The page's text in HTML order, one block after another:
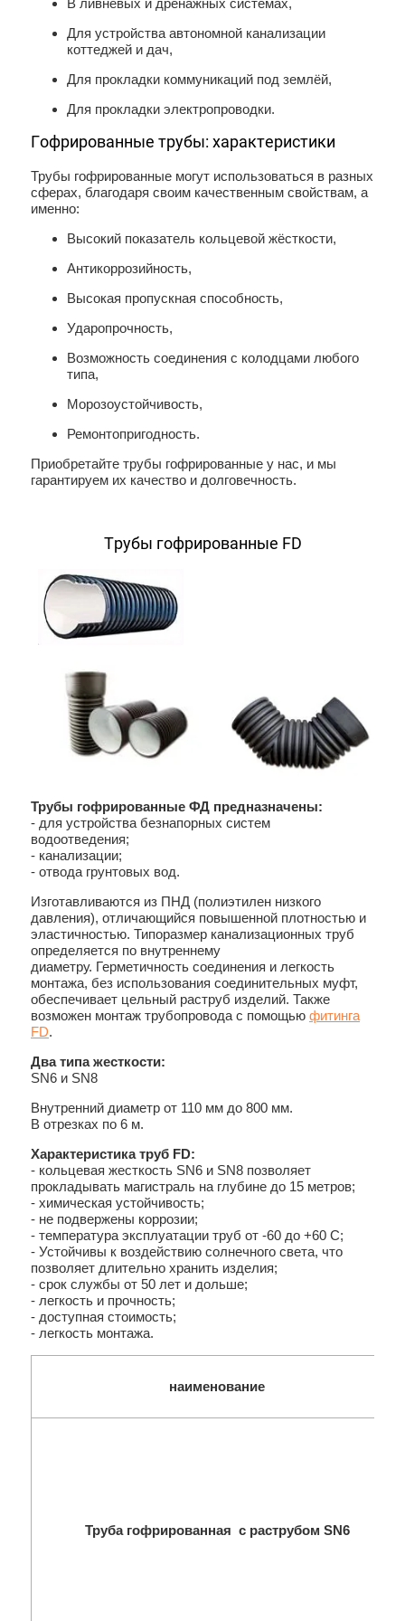
В ливневых и дренажных системах,
Для устройства автономной канализации
коттеджей и дач,
Для прокладки коммуникаций под землёй,
Для прокладки электропроводки.
Гофрированные трубы: характеристики
Трубы гофрированные могут использоваться в разных
сферах, благодаря своим качественным свойствам, а
именно:
Высокий показатель кольцевой жёсткости,
Антикоррозийность,
Высокая пропускная способность,
Ударопрочность,
Возможность соединения с колодцами любого
типа,
Морозоустойчивость,
Ремонтопригодность.
Приобретайте трубы гофрированные у нас, и мы
гарантируем их качество и долговечность.
Трубы гофрированные FD
Трубы гофрированные ФД предназначены:
- для устройства безнапорных систем
водоотведения;
- канализации;
- отвода грунтовых вод.
Изготавливаются из ПНД (полиэтилен низкого
давления), отличающийся повышенной плотностью и
эластичностью. Типоразмер канализационных труб
определяется по внутреннему
диаметру. Герметичность соединения и легкость
монтажа, без использования соединительных муфт,
обеспечивает цельный раструб изделий. Также
возможен монтаж трубопровода с помощью фитинга
FD.
Два типа жесткости:
SN6 и SN8
Внутренний диаметр от 110 мм до 800 мм.
В отрезках по 6 м.
Характеристика труб FD:
- кольцевая жесткость SN6 и SN8 позволяет
прокладывать магистраль на глубине до 15 метров;
- химическая устойчивость;
- не подвержены коррозии;
- температура эксплуатации труб от -60 до +60 С;
- Устойчивы к воздействию солнечного света, что
позволяет длительно хранить изделия;
- срок службы от 50 лет и дольше;
- легкость и прочность;
- доступная стоимость;
- легкость монтажа.
наименование
Труба гофрированная с раструбом SN6